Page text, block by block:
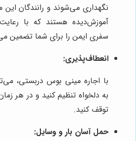
نگهداری می‌شوند و رانندگان
آموزش‌دیده هستند که با رعایت
سفری ایمن را برای شما تضمین
انعطاف‌پذیری:
با اجاره مینی بوس دربستی،
به دلخواه تنظیم کنید و در هر
توقف کنید.
حمل آسان بار و وسایل: